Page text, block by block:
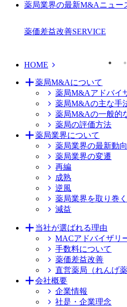
薬局業界の最新M&Aニュー
薬価差益改善SERVICE
HOME
薬局M&Aについて
薬局M&Aアドバイ
薬局M&Aの主な手
薬局M&Aの一般的
薬局の評価方法
薬局業界について
薬局業界の最新動向
薬局業界の変遷
再編
成熟
逆風
薬局業界を取り巻
減益
当社が選ばれる理由
MACアドバイザリ
手数料について
薬価差益改善
直営薬局（れんげ薬
会社概要
企業情報
社是・企業理念